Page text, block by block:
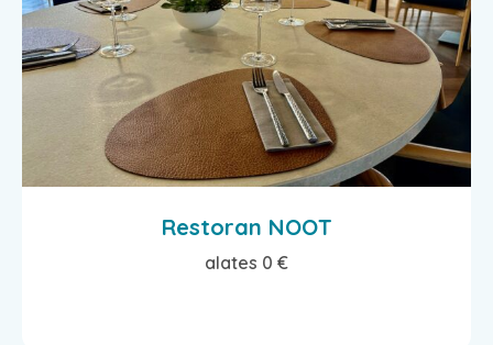
Restoran NOOT
alates 0 €